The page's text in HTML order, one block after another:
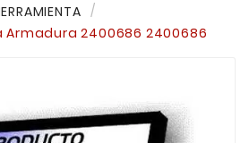
Armadura 2400686 2400686